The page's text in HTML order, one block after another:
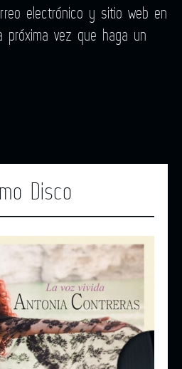
electrónico y sitio web en
próxima vez que haga un
Disco